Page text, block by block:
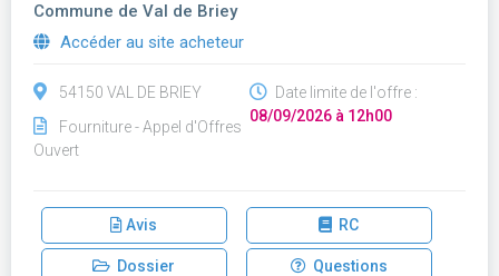
Commune de Val de Briey
Accéder au site acheteur
54150 VAL DE BRIEY
Fourniture - Appel d'Offres
Ouvert
Date limite de l'offre :
08/09/2026 à 12h00
Avis RC
Dossier Questions